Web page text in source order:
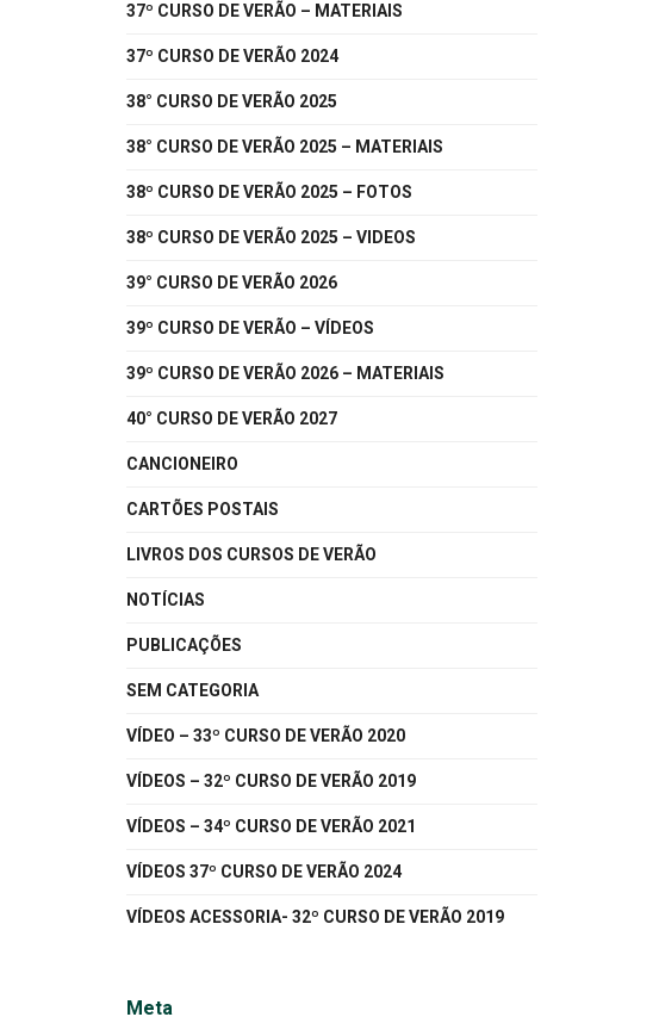
37º CURSO DE VERÃO – MATERIAIS
37º CURSO DE VERÃO 2024
38° CURSO DE VERÃO 2025
38° CURSO DE VERÃO 2025 – MATERIAIS
38º CURSO DE VERÃO 2025 – FOTOS
38º CURSO DE VERÃO 2025 – VIDEOS
39° CURSO DE VERÃO 2026
39º CURSO DE VERÃO – VÍDEOS
39º CURSO DE VERÃO 2026 – MATERIAIS
40° CURSO DE VERÃO 2027
CANCIONEIRO
CARTÕES POSTAIS
LIVROS DOS CURSOS DE VERÃO
NOTÍCIAS
PUBLICAÇÕES
SEM CATEGORIA
VÍDEO – 33º CURSO DE VERÃO 2020
VÍDEOS – 32º CURSO DE VERÃO 2019
VÍDEOS – 34º CURSO DE VERÃO 2021
VÍDEOS 37º CURSO DE VERÃO 2024
VÍDEOS ACESSORIA- 32º CURSO DE VERÃO 2019
Meta